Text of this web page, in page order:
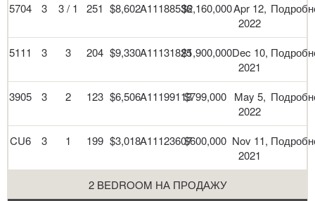
5704 3 3 / 1 251 $8,602A11188536$2,160,000Apr 12,
2022
5111 3 3 204 $9,330A11131825$1,900,000Dec 10,
2021
3905 3 2 123 $6,506A11199113$799,000 May 5,
2022
CU6 3 1 199 $3,018A11123607$600,000 Nov 11,
2021
2 BEDROOM НА ПРОДАЖУ